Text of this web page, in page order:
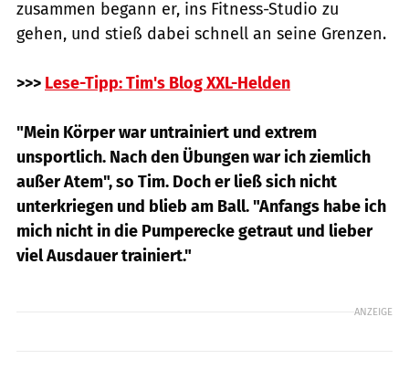
zusammen begann er, ins Fitness-Studio zu
gehen, und stieß dabei schnell an seine Grenzen.
>>> Lese-Tipp: Tim's Blog XXL-Helden
"Mein Körper war untrainiert und extrem
unsportlich. Nach den Übungen war ich ziemlich
außer Atem", so Tim. Doch er ließ sich nicht
unterkriegen und blieb am Ball. "Anfangs habe ich
mich nicht in die Pumperecke getraut und lieber
viel Ausdauer trainiert."
ANZEIGE